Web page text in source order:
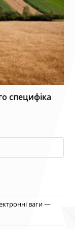
специфіка
ваги —